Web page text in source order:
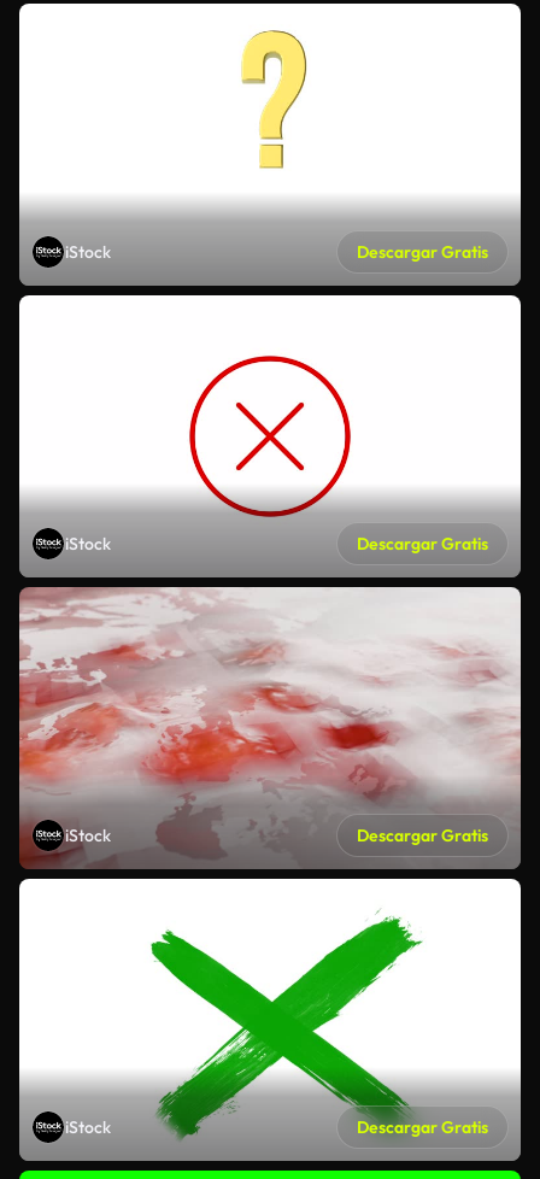
iStock Descargar Gratis
iStock Descargar Gratis
iStock Descargar Gratis
iStock Descargar Gratis